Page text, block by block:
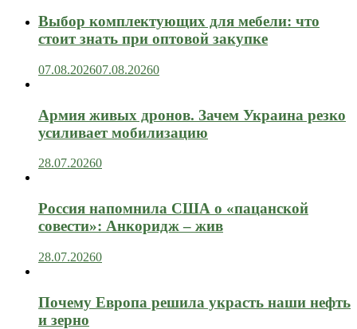
Выбор комплектующих для мебели: что
стоит знать при оптовой закупке
07.08.202607.08.20260
Армия живых дронов. Зачем Украина резко
усиливает мобилизацию
28.07.20260
Россия напомнила США о «пацанской
совести»: Анкоридж – жив
28.07.20260
Почему Европа решила украсть наши нефть
и зерно